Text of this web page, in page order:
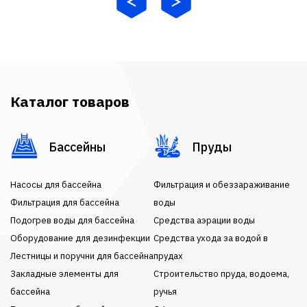
Каталог товаров
Бассейны
Насосы для бассейна
Фильтрация для бассейна
Подогрев воды для бассейна
Оборудование для дезинфекции
Лестницы и поручни для бассейна
Закладные элементы для
бассейна
Пруды
Фильтрация и обеззараживание
воды
Средства аэрации воды
Средства ухода за водой в
прудах
Строительство пруда, водоема,
ручья